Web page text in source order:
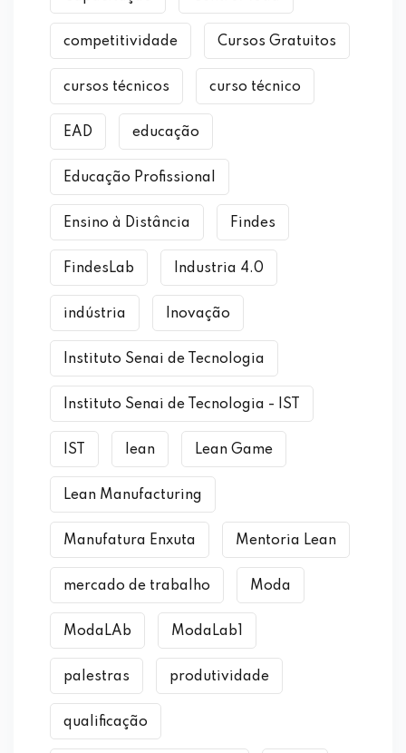
competitividade Cursos Gratuitos
cursos técnicos curso técnico
EAD educação
Educação Profissional
Ensino à Distância Findes
FindesLab Industria 4.0
indústria Inovação
Instituto Senai de Tecnologia
Instituto Senai de Tecnologia - IST
IST lean Lean Game
Lean Manufacturing
Manufatura Enxuta Mentoria Lean
mercado de trabalho Moda
ModaLAb ModaLab1
palestras produtividade
qualificação